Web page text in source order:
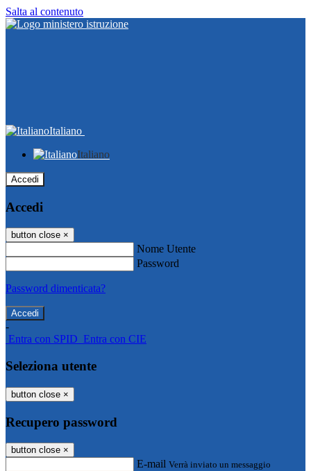
Salta al contenuto
Italiano
Italiano
Accedi
Accedi
button close ×
Nome Utente
Password
Password dimenticata?
-
Entra con SPID Entra con CIE
Seleziona utente
button close ×
Recupero password
button close ×
E-mail Verrà inviato un messaggio